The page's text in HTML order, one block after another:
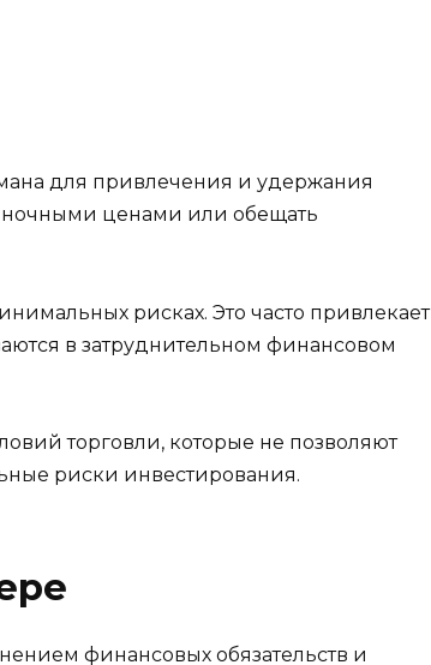
для привлечения и удержания
ценами или обещать
рисках. Это часто привлекает
в затруднительном финансовом
торговли, которые не позволяют
риски инвестирования.
финансовых обязательств и